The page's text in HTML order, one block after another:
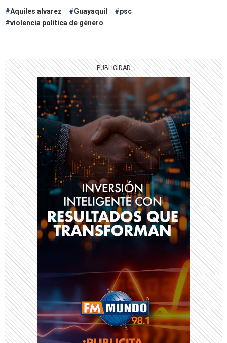
Aquiles alvarez Guayaquil
psc
violencia política de género